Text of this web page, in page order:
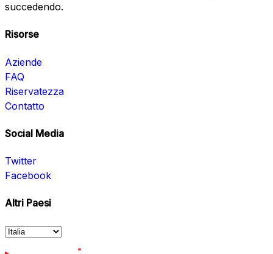
succedendo.
Risorse
Aziende
FAQ
Riservatezza
Contatto
Social Media
Twitter
Facebook
Altri Paesi